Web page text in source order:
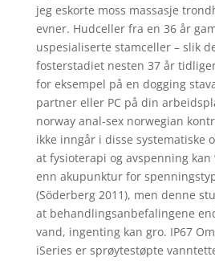
jeg eskorte moss massasje
evner. Hudceller fra en 36 år
uspesialiserte stamceller – slik
fosterstadiet nesten 37 år
for eksempel på en dogging
partner eller PC på din
norway anal-sex norwegian
ikke inngår i disse systematiske
at fysioterapi og avspenning
enn akupunktur for
(Söderberg 2011), men denne
at behandlingsanbefalingene
vand, ingenting kan gro. IP67 Om
iSeries er sprøytestøpte